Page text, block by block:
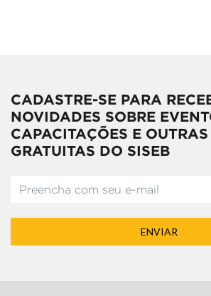
CADASTRE-SE PARA
NOVIDADES SOBRE
CAPACITAÇÕES E
GRATUITAS DO SISEB
ENVIAR